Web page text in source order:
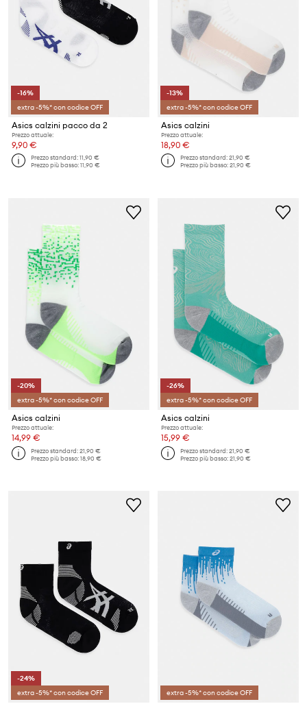
-16%
extra -5%* con codice OFF
Asics calzini pacco da 2
Prezzo attuale:
9,90 €
Prezzo standard:11,90 €
Prezzo più basso:11,90 €
-13%
extra -5%* con codice OFF
Asics calzini
Prezzo attuale:
18,90 €
Prezzo standard:21,90 €
Prezzo più basso:21,90 €
-20%
extra -5%* con codice OFF
Asics calzini
Prezzo attuale:
14,99 €
Prezzo standard:21,90 €
Prezzo più basso:18,90 €
-26%
extra -5%* con codice OFF
Asics calzini
Prezzo attuale:
15,99 €
Prezzo standard:21,90 €
Prezzo più basso:21,90 €
-24%
extra -5%* con codice OFF
extra -5%* con codice OFF